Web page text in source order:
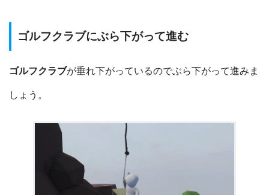
ゴルフクラブにぶら下がって進む
ゴルフクラブが垂れ下がっているのでぶら下がって進みま
しょう。